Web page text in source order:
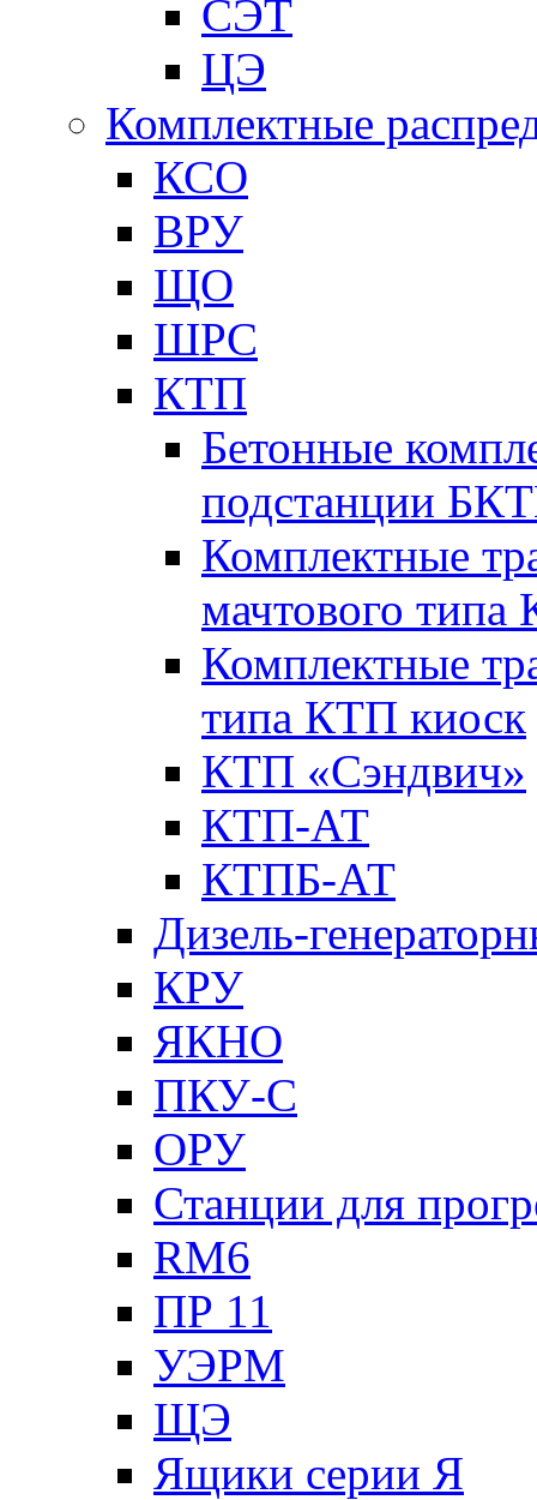
СЭТ
ЦЭ
Комплектные
КСО
ВРУ
ЩО
ШРС
КТП
Бетонные
подстанции
Комплектные
мачтового
Комплектные
типа КТП киоск
КТП «Сэндвич»
КТП-АТ
КТПБ-АТ
Дизель-
КРУ
ЯКНО
ПКУ-С
ОРУ
Станции для
RM6
ПР 11
УЭРМ
ЩЭ
Ящики серии Я